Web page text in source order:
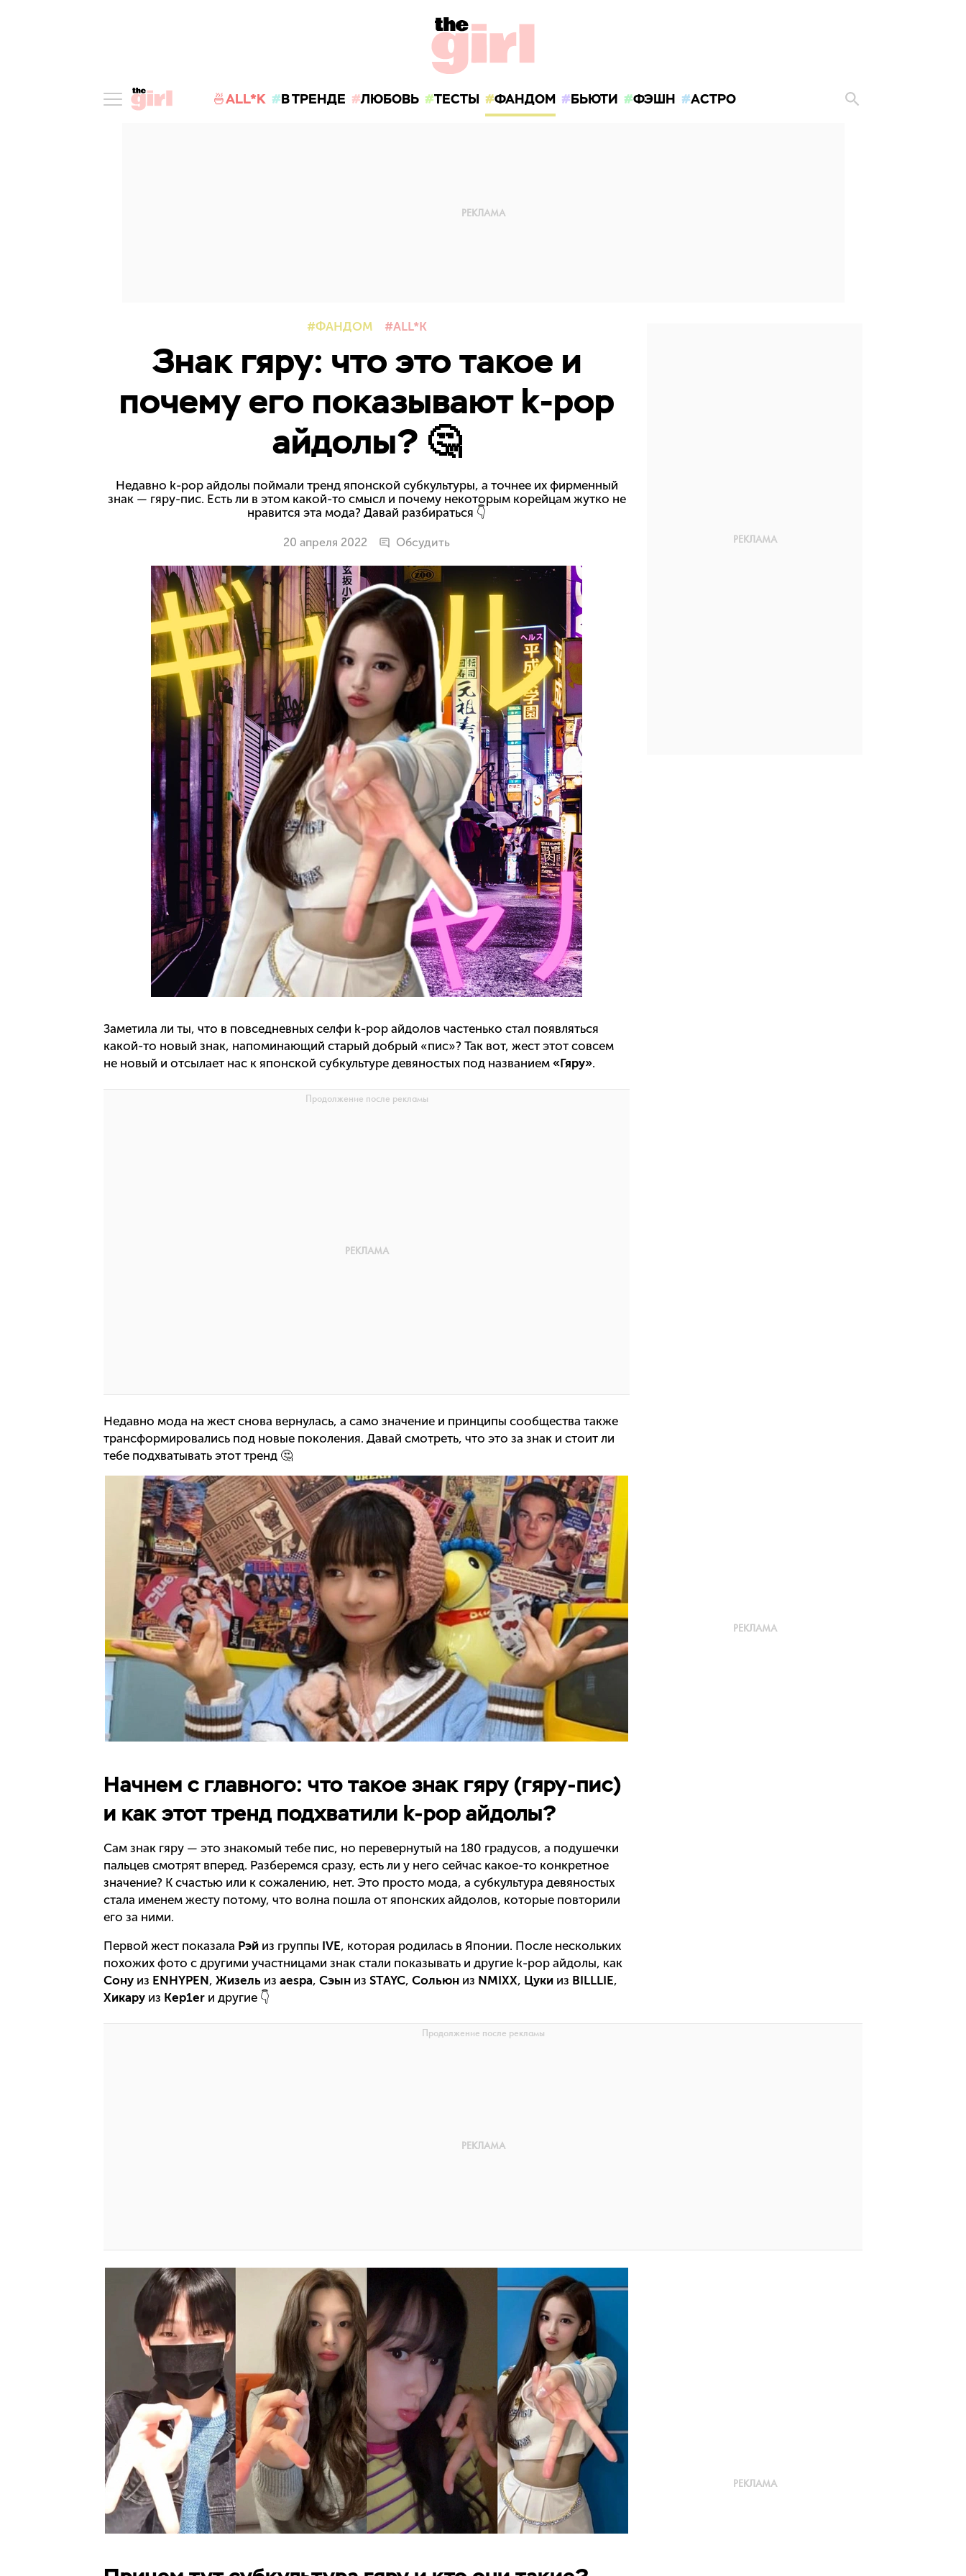
🍜ALL*K В ТРЕНДЕ ЛЮБОВЬ ТЕСТЫ ФАНДОМ БЬЮТИ ФЭШН АСТРО
ФАНДОМ ALL*K
Знак гяру: что это такое и
почему его показывают k-pop
айдолы? 🤔
Недавно k-pop айдолы поймали тренд японской субкультуры, а точнее их фирменный
знак — гяру-пис. Есть ли в этом какой-то смысл и почему некоторым корейцам жутко не
нравится эта мода? Давай разбираться 👇
20 апреля 2022 Обсудить
Заметила ли ты, что в повседневных селфи k-pop айдолов частенько стал появляться
какой-то новый знак, напоминающий старый добрый «пис»? Так вот, жест этот совсем
не новый и отсылает нас к японской субкультуре девяностых под названием «Гяру».
Недавно мода на жест снова вернулась, а само значение и принципы сообщества также
трансформировались под новые поколения. Давай смотреть, что это за знак и стоит ли
тебе подхватывать этот тренд 🤔
Начнем с главного: что такое знак гяру (гяру-пис)
и как этот тренд подхватили k-pop айдолы?
Сам знак гяру — это знакомый тебе пис, но перевернутый на 180 градусов, а подушечки
пальцев смотрят вперед. Разберемся сразу, есть ли у него сейчас какое-то конкретное
значение? К счастью или к сожалению, нет. Это просто мода, а субкультура девяностых
стала именем жесту потому, что волна пошла от японских айдолов, которые повторили
его за ними.
Первой жест показала Рэй из группы IVE, которая родилась в Японии. После нескольких
похожих фото с другими участницами знак стали показывать и другие k-pop айдолы, как
Сону из ENHYPEN, Жизель из aespa, Сэын из STAYC, Сольюн из NMIXX, Цуки из BILLLIE,
Хикару из Kep1er и другие 👇